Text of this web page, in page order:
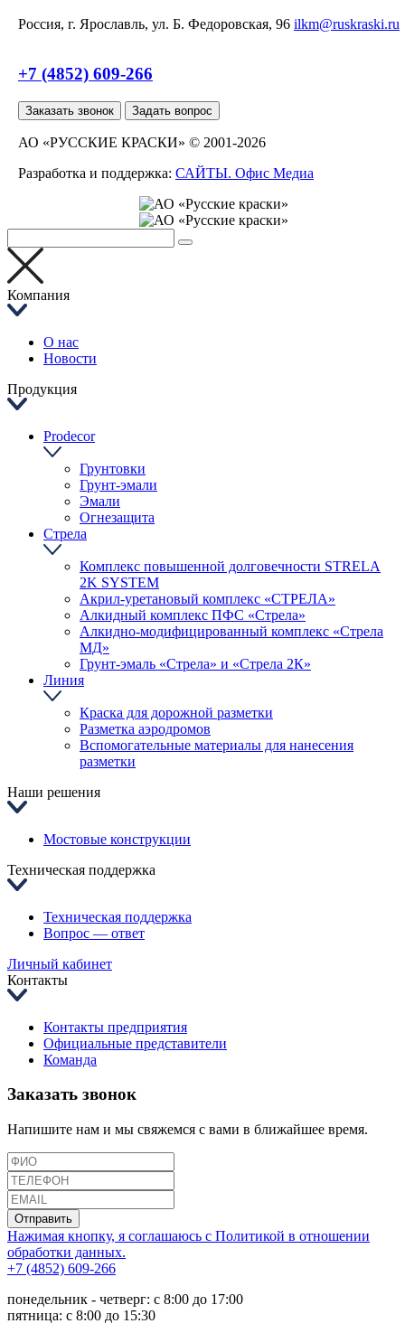
Россия, г. Ярославль, ул. Б. Федоровская, 96 ilkm@ruskraski.ru
+7 (4852) 609-266
Заказать звонок Задать вопрос
АО «РУССКИЕ КРАСКИ» © 2001-2026
Разработка и поддержка: САЙТЫ. Офис Медиа
Компания
О нас
Новости
Продукция
Prodecor
Грунтовки
Грунт-эмали
Эмали
Огнезащита
Стрела
Комплекс повышенной долговечности STRELA
2K SYSTEM
Акрил-уретановый комплекс «СТРЕЛА»
Алкидный комплекс ПФС «Стрела»
Алкидно-модифицированный комплекс «Стрела
МД»
Грунт-эмаль «Стрела» и «Стрела 2К»
Линия
Краска для дорожной разметки
Разметка аэродромов
Вспомогательные материалы для нанесения
разметки
Наши решения
Мостовые конструкции
Техническая поддержка
Техническая поддержка
Вопрос — ответ
Личный кабинет
Контакты
Контакты предприятия
Официальные представители
Команда
Заказать звонок
Напишите нам и мы свяжемся с вами в ближайшее время.
Отправить
Нажимая кнопку, я соглашаюсь с Политикой в отношении
обработки данных.
+7 (4852) 609-266
понедельник - четверг: с 8:00 до 17:00
пятница: с 8:00 до 15:30